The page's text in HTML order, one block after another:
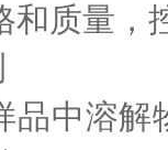
和质量，
中溶解